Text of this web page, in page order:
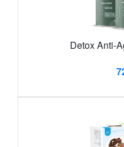
Detox Anti-